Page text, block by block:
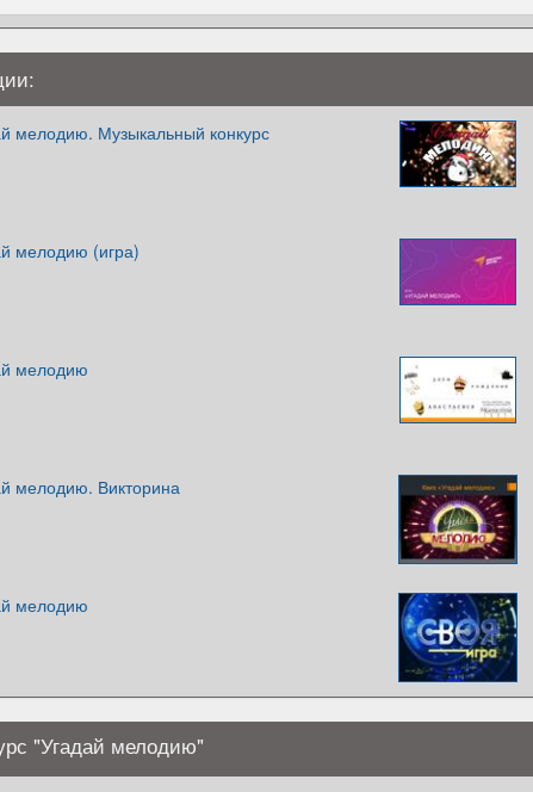
мелодию. Музыкальный конкурс
мелодию (игра)
мелодию
мелодию. Викторина
мелодию
"Угадай мелодию"